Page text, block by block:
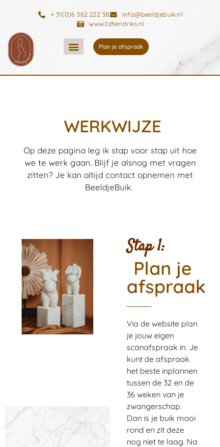
+ 31(0)6 362 222 38
info@beeldjebuik.nl
www.lizhendriks.nl
Plan je afspraak
WERKWIJZE
Op deze pagina leg ik stap voor stap uit hoe
we te werk gaan. Blijf je alsnog met vragen
zitten? Je kan altijd contact opnemen met
BeeldjeBuik.
Stap 1:
Plan je
afspraak
Via de website plan
je jouw eigen
scanafspraak in. Je
kunt de afspraak
het beste inplannen
tussen de 32 en de
36 weken van je
zwangerschap.
Dan is je buik mooi
rond en zit deze
nog niet te laag. Na